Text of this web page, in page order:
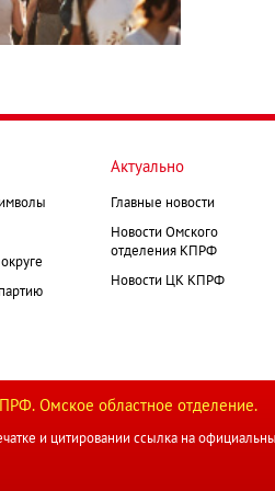
Актуально
Главные новости
Новости Омского
отделения КПРФ
Новости ЦК КПРФ
Омское областное отделение.
и цитировании ссылка на